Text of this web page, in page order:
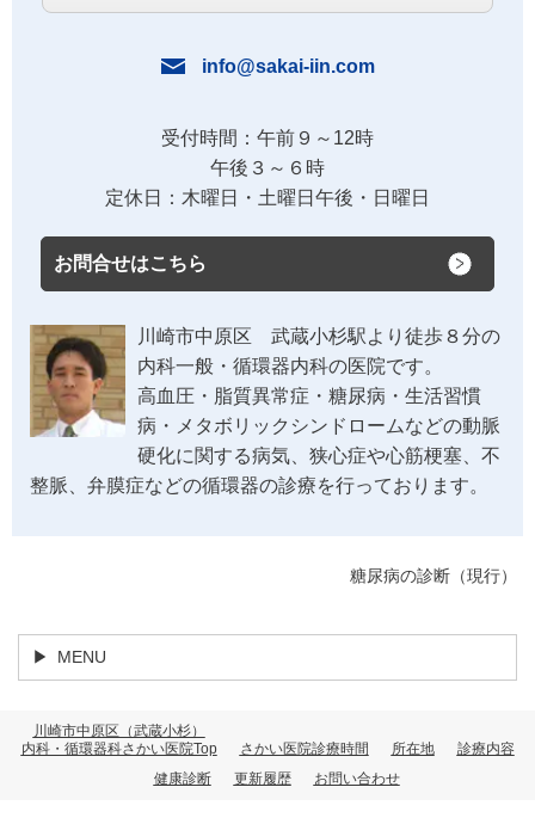
info@sakai-iin.com
受付時間：午前９～12時
午後３～６時
定休日：木曜日・土曜日午後・日曜日
お問合せはこちら
川崎市中原区 武蔵小杉駅より徒歩８分の
内科一般・循環器内科の医院です。
高血圧・脂質異常症・糖尿病・生活習慣
病・メタボリックシンドロームなどの動脈
硬化に関する病気、狭心症や心筋梗塞、不
整脈、弁膜症などの循環器の診療を行っております。
糖尿病の診断（現行）
MENU
川崎市中原区（武蔵小杉）
内科・循環器科さかい医院Top
さかい医院診療時間 所在地
診療内容
健康診断
更新履歴 お問い合わせ